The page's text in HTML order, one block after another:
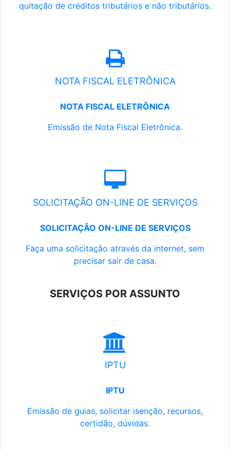
quitação de créditos tributários e não tributários.
NOTA FISCAL ELETRÔNICA
NOTA FISCAL ELETRÔNICA
Emissão de Nota Fiscal Eletrônica.
SOLICITAÇÃO ON-LINE DE SERVIÇOS
SOLICITAÇÃO ON-LINE DE SERVIÇOS
Faça uma solicitação através da internet, sem
precisar sair de casa.
SERVIÇOS POR ASSUNTO
IPTU
IPTU
Emissão de guias, solicitar isenção, recursos,
certidão, dúvidas.